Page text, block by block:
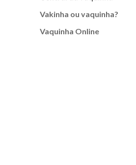
Vakinha ou vaquinha?
Vaquinha Online